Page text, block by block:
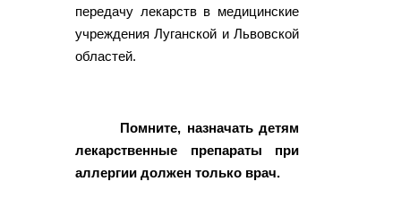
передачу лекарств в медицинские
учреждения Луганской и Львовской
областей.
Помните, назначать детям
лекарственные препараты при
аллергии должен только врач.